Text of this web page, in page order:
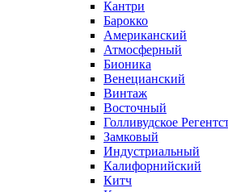
Кантри
Барокко
Американский
Атмосферный
Бионика
Венецианский
Винтаж
Восточный
Голливудское
Замковый
Индустриальный
Калифорнийский
Китч